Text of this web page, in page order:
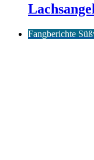
Fangberichte